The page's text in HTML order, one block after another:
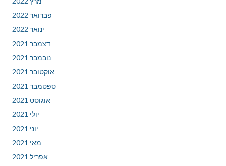
פברואר 2022
ינואר 2022
דצמבר 2021
נובמבר 2021
אוקטובר 2021
ספטמבר 2021
אוגוסט 2021
יולי 2021
יוני 2021
מאי 2021
אפריל 2021